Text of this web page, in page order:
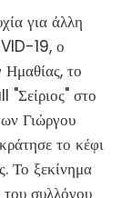
για άλλη
19, ο
το
στο
Γιώργου
το κέφι
Το ξεκίνημα
του συλλόγου